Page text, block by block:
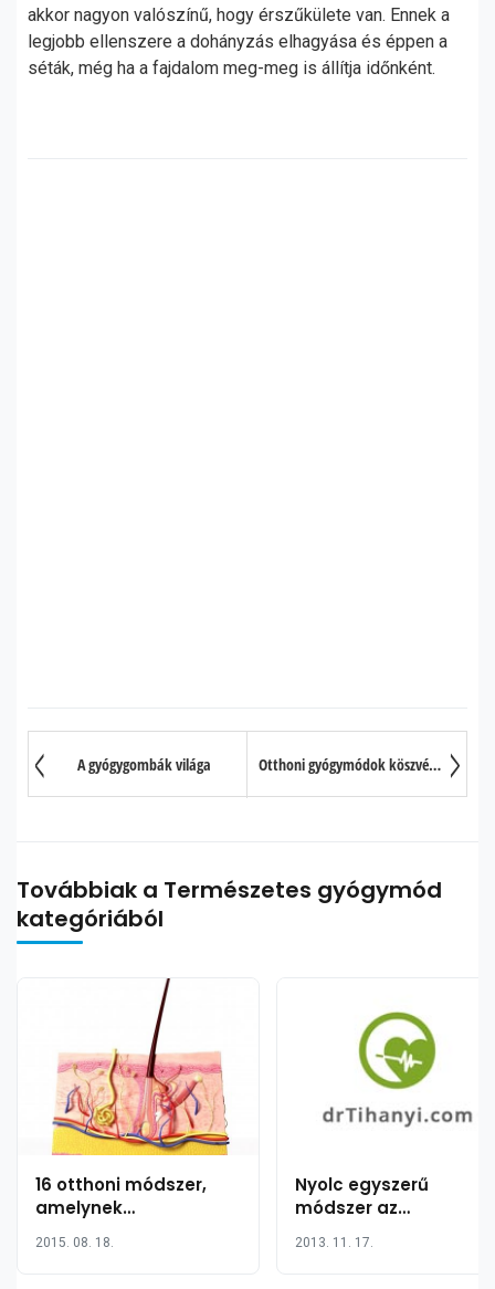
akkor nagyon valószínű, hogy érszűkülete van. Ennek a
legjobb ellenszere a dohányzás elhagyása és éppen a
séták, még ha a fajdalom meg-meg is állítja időnként.
A gyógygombák világa Otthoni gyógymódok köszvény ellen
Továbbiak a Természetes gyógymód
kategóriából
16 otthoni módszer,
amelynek
megszabadulhat a
2015. 08. 18.
Nyolc egyszerű
módszer az
felturbózására
2013. 11. 17.